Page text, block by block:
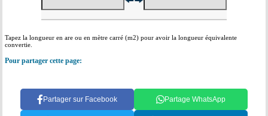
Tapez la longueur en are ou en mètre carré (m2) pour avoir la longueur équivalente
convertie.
Pour partager cette page:
Partager sur Facebook Partage WhatsApp